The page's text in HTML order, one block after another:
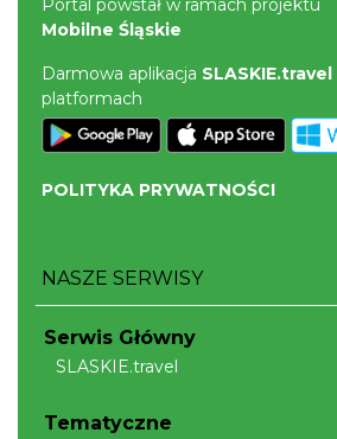
Mobilne Śląskie
Darmowa aplikacja SLASKIE.travel
platformach
POLITYKA PRYWATNOŚCI
NASZE SERWISY
Serwis Główny
SLASKIE.travel
Tematyczne